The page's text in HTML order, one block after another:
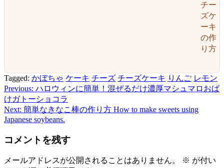
チー
ズケ
ーキ
の作
り方
Tagged: かぼちゃ ケーキ チーズ チーズケーキ りんご レモン
投
稿
ナ
ビ
ゲ
Previous: ハロウィンに簡単！混ぜるだけ濃厚マシュマロおば
けガトーショコラ
Next: 簡単なきなこ棒の作り方 How to make sweets using
Japanese soybeans.
コメントを残す
メールアドレスが公開されることはありません。 ※ が付い